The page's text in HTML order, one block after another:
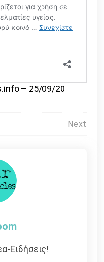
– 25/09/20
Next
Ειδήσεις!